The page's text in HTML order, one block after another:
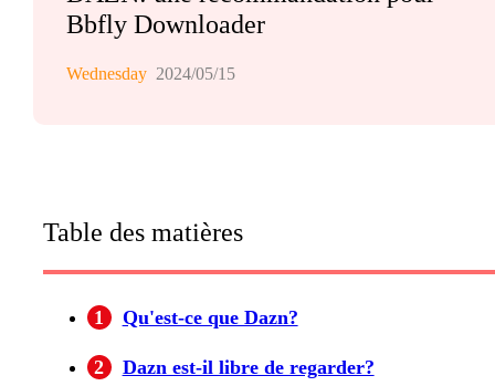
Bbfly Downloader
Wednesday 2024/05/15
Table des matières
1 Qu'est-ce que Dazn?
2 Dazn est-il libre de regarder?